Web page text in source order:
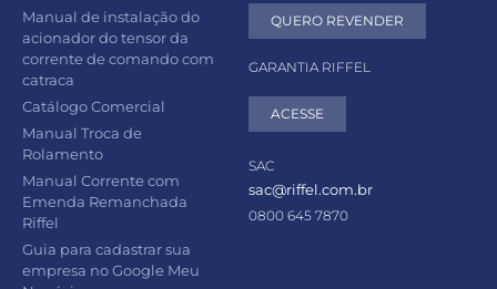
Manual de instalação do
acionador do tensor da
corrente de comando com
catraca
Catálogo Comercial
Manual Troca de
Rolamento
Manual Corrente com
Emenda Remanchada
Riffel
Guia para cadastrar sua
empresa no Google Meu
QUERO REVENDER
GARANTIA RIFFEL
ACESSE
SAC
sac@riffel.com.br
0800 645 7870